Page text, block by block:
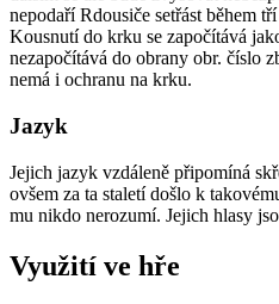
nepodaří Rdousiče setřást během
Kousnutí do krku se započítává
nezapočítává do obrany obr. číslo
nemá i ochranu na krku.
Jazyk
Jejich jazyk vzdáleně připomíná
ovšem za ta staletí došlo k
mu nikdo nerozumí. Jejich hlasy
Využití ve hře